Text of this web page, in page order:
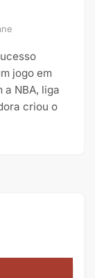
jogo em
a NBA, liga
criou o